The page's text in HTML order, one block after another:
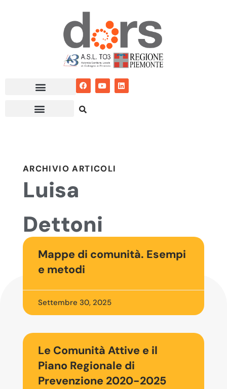
ARCHIVIO ARTICOLI
Luisa
Dettoni
Mappe di comunità. Esempi
e metodi
Settembre 30, 2025
Le Comunità Attive e il
Piano Regionale di
Prevenzione 2020-2025